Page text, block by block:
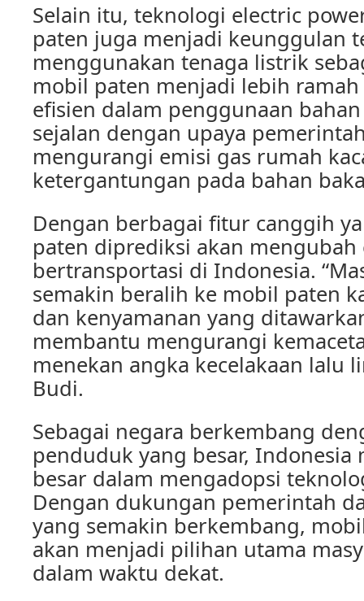
Selain itu, teknologi electric
paten juga menjadi keunggulan
menggunakan tenaga listrik
mobil paten menjadi lebih
efisien dalam penggunaan
sejalan dengan upaya
mengurangi emisi gas rumah
ketergantungan pada bahan
Dengan berbagai fitur canggih
paten diprediksi akan mengubah
bertransportasi di Indonesia.
semakin beralih ke mobil paten
dan kenyamanan yang
membantu mengurangi
menekan angka kecelakaan lalu
Budi.
Sebagai negara berkembang
penduduk yang besar,
besar dalam mengadopsi
Dengan dukungan pemerintah
yang semakin berkembang,
akan menjadi pilihan utama
dalam waktu dekat.